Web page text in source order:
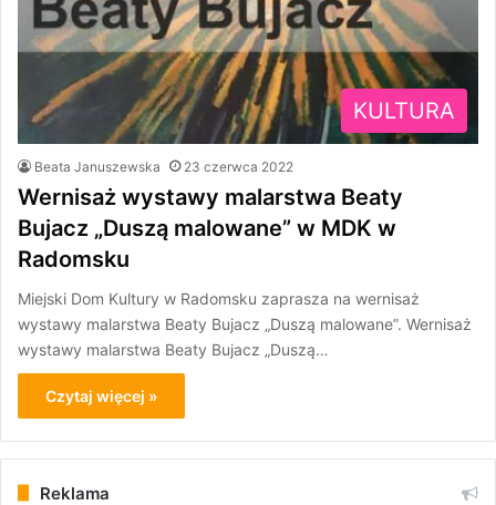
KULTURA
Beata Januszewska 23 czerwca 2022
Wernisaż wystawy malarstwa Beaty
Bujacz „Duszą malowane” w MDK w
Radomsku
Miejski Dom Kultury w Radomsku zaprasza na wernisaż
wystawy malarstwa Beaty Bujacz „Duszą malowane”. Wernisaż
wystawy malarstwa Beaty Bujacz „Duszą…
Czytaj więcej »
Reklama